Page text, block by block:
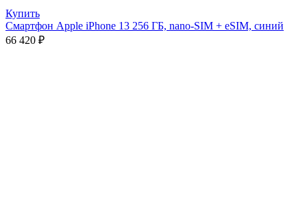
Купить
Смартфон Apple iPhone 13 256 ГБ, nano-SIM + eSIM, синий
66 420 ₽